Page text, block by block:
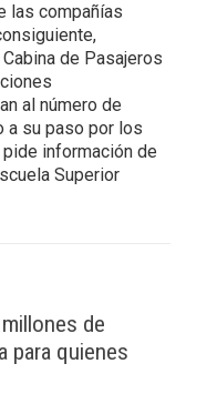
las compañías
de Pasajeros
al número de
a su paso por los
información de
Superior
de
para quienes